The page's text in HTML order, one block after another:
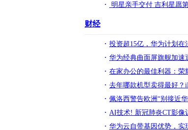
明星亲手交付 吉利星愿
财经
投资超15亿，华为计划
华为经典曲面屏旗舰加速
在家办公的最佳利器：荣
去年哪款机型卖得最好？
佩洛西警告欧洲“别接近
AI技术! 新冠肺炎CT影像
华为云自带基因优势，实